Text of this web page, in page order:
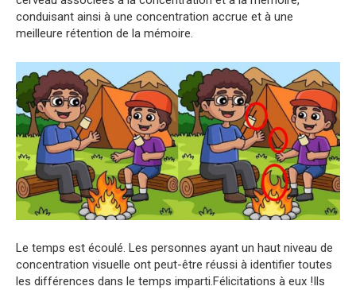
conduisant ainsi à une concentration accrue et à une
meilleure rétention de la mémoire.
Le temps est écoulé. Les personnes ayant un haut niveau de
concentration visuelle ont peut-être réussi à identifier toutes
les différences dans le temps imparti.Félicitations à eux !Ils